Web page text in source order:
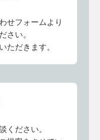
せフォームより
さい。
ただきます。
ください。